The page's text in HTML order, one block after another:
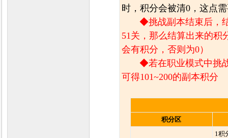
时，积分会被清0，这点
◆挑战副本结束后，
51关，那么结算出来的积
会有积分，否则为0）
◆若在职业模式中挑
可得101~200的副本积分
积分区
1积